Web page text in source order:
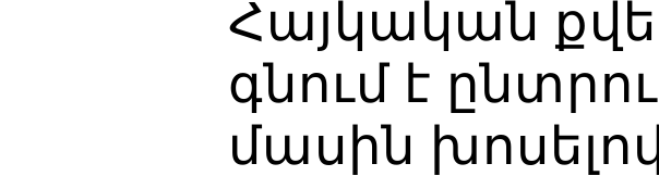
Հայկական քվե.
գնում է
մասին խոսելով